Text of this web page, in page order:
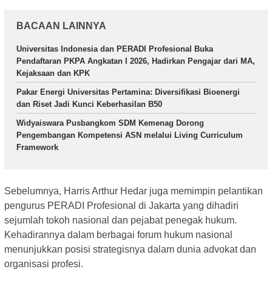
BACAAN LAINNYA
Universitas Indonesia dan PERADI Profesional Buka
Pendaftaran PKPA Angkatan I 2026, Hadirkan Pengajar dari MA,
Kejaksaan dan KPK
Pakar Energi Universitas Pertamina: Diversifikasi Bioenergi
dan Riset Jadi Kunci Keberhasilan B50
Widyaiswara Pusbangkom SDM Kemenag Dorong
Pengembangan Kompetensi ASN melalui Living Curriculum
Framework
Sebelumnya, Harris Arthur Hedar juga memimpin pelantikan
pengurus PERADI Profesional di Jakarta yang dihadiri
sejumlah tokoh nasional dan pejabat penegak hukum.
Kehadirannya dalam berbagai forum hukum nasional
menunjukkan posisi strategisnya dalam dunia advokat dan
organisasi profesi.